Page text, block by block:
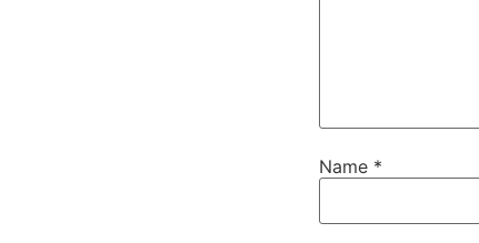
Name *